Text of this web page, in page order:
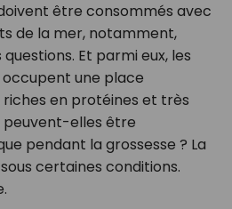
être consommés avec
de la mer, notamment,
Et parmi eux, les
une place
riches en protéines et très
peuvent-elles être
pendant la grossesse ? La
certaines conditions.